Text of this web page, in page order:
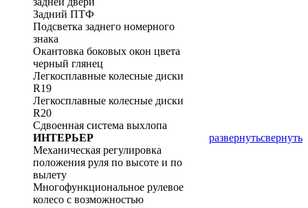
Задний ПТФ
Подсветка заднего номерного
знака
Окантовка боковых окон цвета
черный глянец
Легкосплавные колесные диски
R19
Легкосплавные колесные диски
R20
Сдвоенная система выхлопа
ИНТЕРЬЕР
развернутьсвернуть
Механическая регулировка
положения руля по высоте и по
вылету
Многофункциональное рулевое
колесо с возможностью